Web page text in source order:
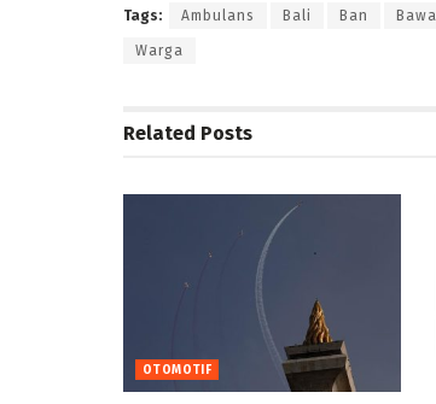
Tags: Ambulans Bali Ban Bawa
Warga
Related Posts
OTOMOTIF